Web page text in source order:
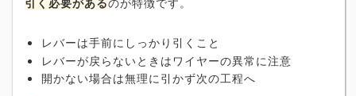
レバーは手前にしっかり引くこと
レバーが戻らないときはワイヤーの異常に注意
開かない場合は無理に引かず次の工程へ